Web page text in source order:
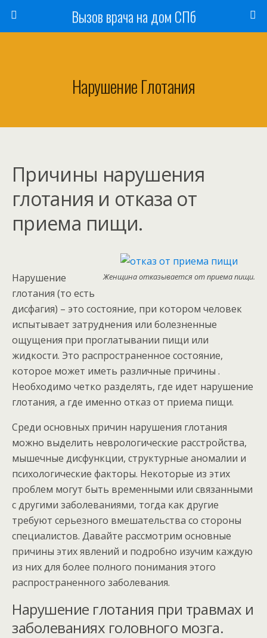
Вызов врача на дом СПб
Нарушение Глотания
Причины нарушения
глотания и отказа от
приема пищи.
Женщина отказывается от приема пищи.
Нарушение
глотания (то есть
дисфагия) – это состояние, при котором человек
испытывает затруднения или болезненные
ощущения при проглатывании пищи или
жидкости. Это распространенное состояние,
которое может иметь различные причины .
Необходимо четко разделять, где идет нарушение
глотания, а где именно отказ от приема пищи.
Среди основных причин нарушения глотания
можно выделить неврологические расстройства,
мышечные дисфункции, структурные аномалии и
психологические факторы. Некоторые из этих
проблем могут быть временными или связанными
с другими заболеваниями, тогда как другие
требуют серьезного вмешательства со стороны
специалистов. Давайте рассмотрим основные
причины этих явлений и подробно изучим каждую
из них для более полного понимания этого
распространенного заболевания.
Нарушение глотания при травмах и
заболеваниях головного мозга.